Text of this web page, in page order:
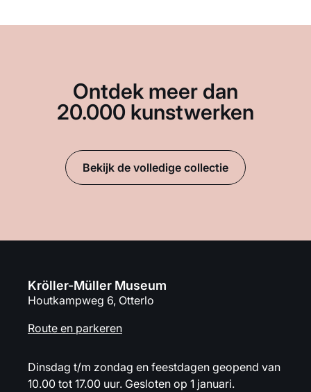
Ontdek meer dan
20.000 kunstwerken
Bekijk de volledige collectie
Kröller-Müller Museum
Houtkampweg 6, Otterlo
Route en parkeren
Dinsdag t/m zondag en feestdagen geopend van
10.00 tot 17.00 uur. Gesloten op 1 januari.